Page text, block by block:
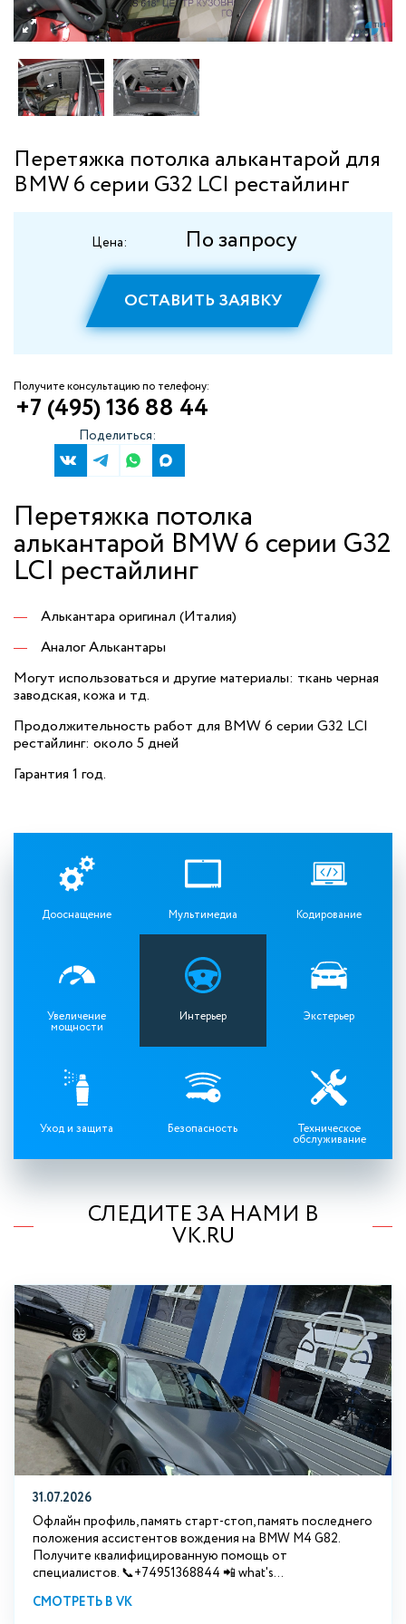
Перетяжка потолка алькантарой для
BMW 6 серии G32 LCI рестайлинг
Цена: По запросу
ОСТАВИТЬ ЗАЯВКУ
Получите консультацию по телефону:
+7 (495) 136 88 44
Поделиться:
Перетяжка потолка
алькантарой BMW 6 серии G32
LCI рестайлинг
Алькантара оригинал (Италия)
Аналог Алькантары
Могут использоваться и другие материалы: ткань черная
заводская, кожа и тд.
Продолжительность работ для BMW 6 серии G32 LCI
рестайлинг: около 5 дней
Гарантия 1 год.
Дооснащение Мультимедиа Кодирование
Увеличение
мощности
Интерьер Экстерьер
Уход и защита Безопасность Техническое
обслуживание
СЛЕДИТЕ ЗА НАМИ В
VK.RU
31.07.2026
Офлайн профиль, память старт-стоп, память последнего
положения ассистентов вождения на BMW М4 G82.
Получите квалифицированную помощь от
специалистов. 📞+74951368844 📲 what's...
СМОТРЕТЬ В VK